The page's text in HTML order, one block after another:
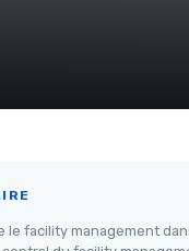
le facility management